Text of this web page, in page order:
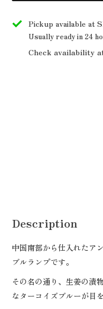
Pickup available at
Usually ready in 24
Check availability
Description
中国南部から仕入れたア
ブルランプです。
その名の通り、生姜の漬
なターコイズブルーが目